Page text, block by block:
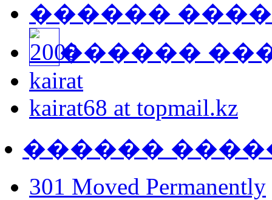
������
������
kairat
kairat68 at topmail.kz
������
301 Moved Permanently